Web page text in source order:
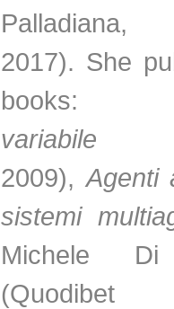
2017). She
2009),Agenti
sistemi
Michele Di